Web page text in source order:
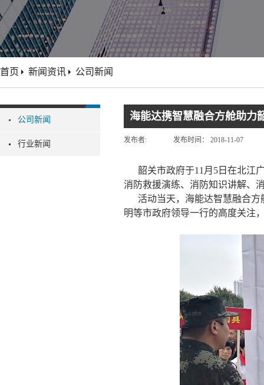
公司新闻
行业新闻
首页 新闻资讯 公司新闻
海能达携智慧融合方舱助力
发布者: 发布时间： 2018-11-07
韶关市政府于11月5日 在北江
消防救援演练、消防知识讲解、
活动当天，海能达智慧融合
明等市政府领导一行的高度关注